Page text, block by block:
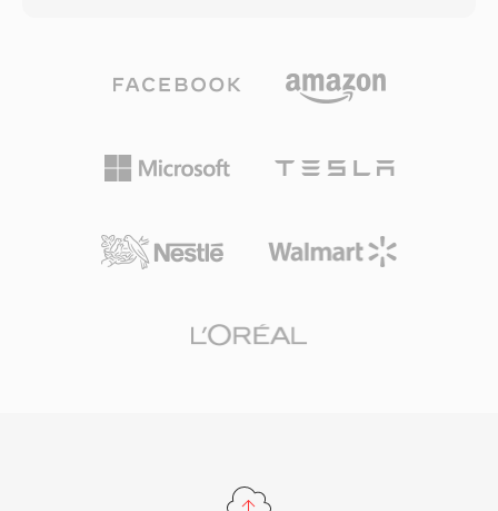
lunak modern, utilitas konversi dan toolkit
audio SoX dapat mengubahnya menjadi format
penggemar synthesizer vintage dan kurator
format arsip yang penting.
metadata seperti marker, definisi instrumen,
macOS sering mengandalkan AIFF karena
menjamin fidelitas bit-perfect melalui setiap
keunggulan signifikan adalah nol generational
Kekuatan lainnya adalah integrasi yang mulus
kedalaman bit hingga 32-bit, mengakomodasi